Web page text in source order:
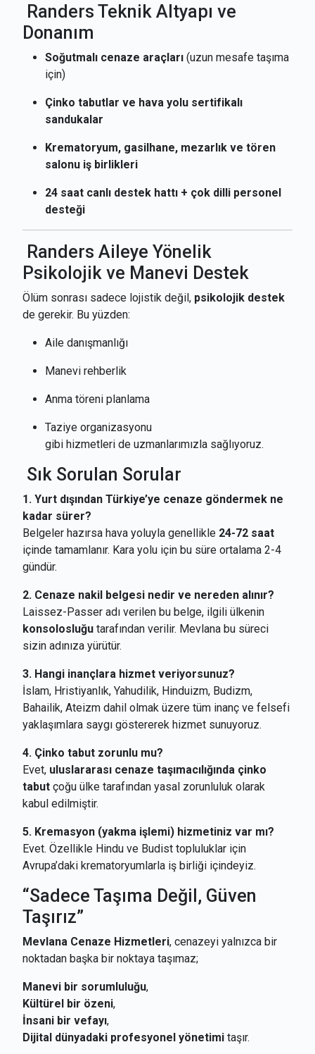
Randers Teknik Altyapı ve
Donanım
Soğutmalı cenaze araçları (uzun mesafe taşıma
için)
Çinko tabutlar ve hava yolu sertifikalı
sandukalar
Krematoryum, gasilhane, mezarlık ve tören
salonu iş birlikleri
24 saat canlı destek hattı + çok dilli personel
desteği
Randers Aileye Yönelik
Psikolojik ve Manevi Destek
Ölüm sonrası sadece lojistik değil, psikolojik destek
de gerekir. Bu yüzden:
Aile danışmanlığı
Manevi rehberlik
Anma töreni planlama
Taziye organizasyonu
gibi hizmetleri de uzmanlarımızla sağlıyoruz.
Sık Sorulan Sorular
1. Yurt dışından Türkiye’ye cenaze göndermek ne
kadar sürer?
Belgeler hazırsa hava yoluyla genellikle 24-72 saat
içinde tamamlanır. Kara yolu için bu süre ortalama 2-4
gündür.
2. Cenaze nakil belgesi nedir ve nereden alınır?
Laissez-Passer adı verilen bu belge, ilgili ülkenin
konsolosluğu tarafından verilir. Mevlana bu süreci
sizin adınıza yürütür.
3. Hangi inançlara hizmet veriyorsunuz?
İslam, Hristiyanlık, Yahudilik, Hinduizm, Budizm,
Bahailik, Ateizm dahil olmak üzere tüm inanç ve felsefi
yaklaşımlara saygı göstererek hizmet sunuyoruz.
4. Çinko tabut zorunlu mu?
Evet, uluslararası cenaze taşımacılığında çinko
tabut çoğu ülke tarafından yasal zorunluluk olarak
kabul edilmiştir.
5. Kremasyon (yakma işlemi) hizmetiniz var mı?
Evet. Özellikle Hindu ve Budist topluluklar için
Avrupa’daki krematoryumlarla iş birliği içindeyiz.
“Sadece Taşıma Değil, Güven
Taşırız”
Mevlana Cenaze Hizmetleri, cenazeyi yalnızca bir
noktadan başka bir noktaya taşımaz;
Manevi bir sorumluluğu,
Kültürel bir özeni,
İnsani bir vefayı,
Dijital dünyadaki profesyonel yönetimi taşır.